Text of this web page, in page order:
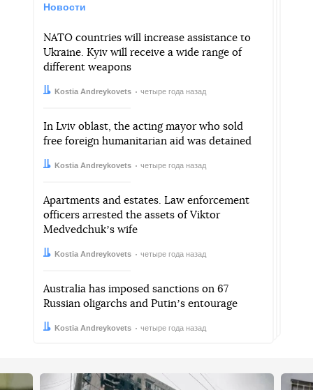
Новости
NATO countries will increase assistance to
Ukraine. Kyiv will receive a wide range of
different weapons
Автор:
Kostia Andreykovets
Дата: четыре года назад
In Lviv oblast, the acting mayor who sold
free foreign humanitarian aid was detained
Автор:
Kostia Andreykovets
Дата: четыре года назад
Apartments and estates. Law enforcement
officers arrested the assets of Viktor
Medvedchukʼs wife
Автор:
Kostia Andreykovets
Дата: четыре года назад
Australia has imposed sanctions on 67
Russian oligarchs and Putinʼs entourage
Автор:
Kostia Andreykovets
Дата: четыре года назад